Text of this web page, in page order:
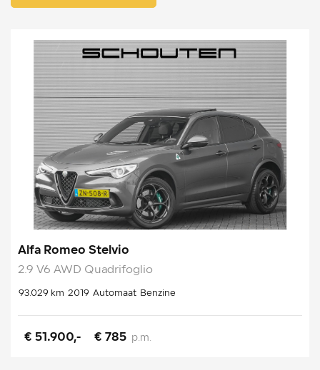
Alfa Romeo Stelvio
2.9 V6 AWD Quadrifoglio
93.029 km 2019 Automaat Benzine
€ 51.900,- € 785 p.m.